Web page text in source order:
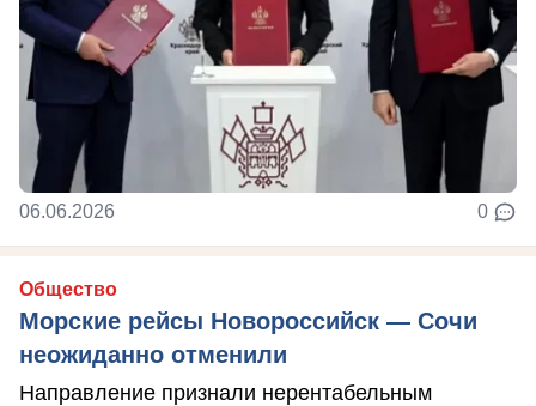
06.06.2026 0
Общество
Морские рейсы Новороссийск — Сочи
неожиданно отменили
Направление признали нерентабельным